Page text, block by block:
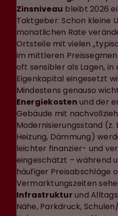
Zinsniveau bleibt 2026
Taktgeber: Schon kleine
monatlichen Rate
Ortsteile mit vielen
im mittleren
oft sensibler als Lagen, in
Eigenkapital eingesetzt
Mindestens genauso
Energiekosten und der
Gebäude mit
Modernisierungsstand (z.
Heizung, Dämmung)
leichter finanzier- und
eingeschätzt – während
häufiger Preisabschläge
Vermarktungszeiten
Infrastrukturund
Nähe, Parkdruck,